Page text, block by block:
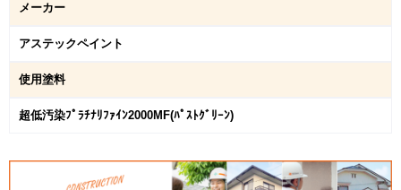
メーカー
アステックペイント
使用塗料
超低汚染ﾌﾟﾗﾁﾅﾘﾌｧｲﾝ2000MF(ﾊﾟｽﾄｸﾞﾘｰﾝ)